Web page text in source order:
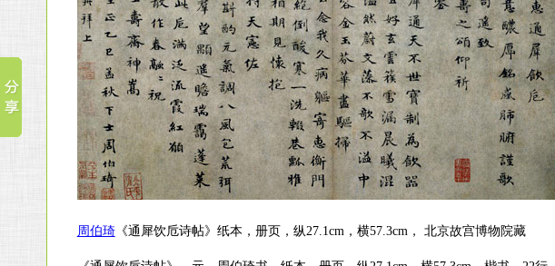
周伯琦《通犀饮卮诗帖》纸本，册页，纵27.1cm，横57.3cm， 北京故宫博物院藏